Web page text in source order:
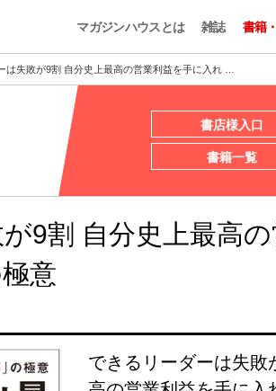
マガジンハウスとは 雑誌 書籍
は失敗が9割 自分史上最高の営業利益を手に入れ …
書店様入口
書籍一覧
9割 自分史上最高
意
できるリーダーは失敗